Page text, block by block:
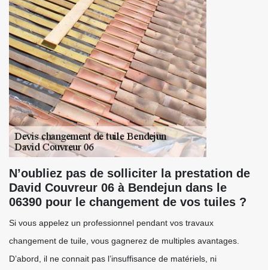
N’oubliez pas de solliciter la prestation de
David Couvreur 06 à Bendejun dans le
06390 pour le changement de vos tuiles ?
Si vous appelez un professionnel pendant vos travaux
changement de tuile, vous gagnerez de multiples avantages.
D’abord, il ne connait pas l’insuffisance de matériels, ni